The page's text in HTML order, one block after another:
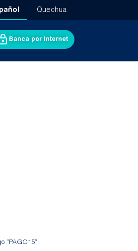
Quechua
Banca por Internet
“PAGO15”